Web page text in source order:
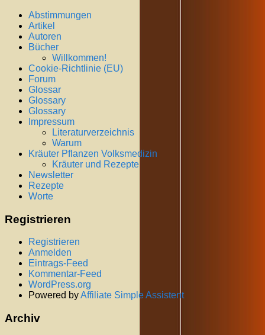
Abstimmungen
Artikel
Autoren
Bücher
Willkommen!
Cookie-Richtlinie (EU)
Forum
Glossar
Glossary
Glossary
Impressum
Literaturverzeichnis
Warum
Kräuter Pflanzen Volksmedizin
Kräuter und Rezepte
Newsletter
Rezepte
Worte
Registrieren
Registrieren
Anmelden
Eintrags-Feed
Kommentar-Feed
WordPress.org
Powered byAffiliate Simple Assistent
Archiv